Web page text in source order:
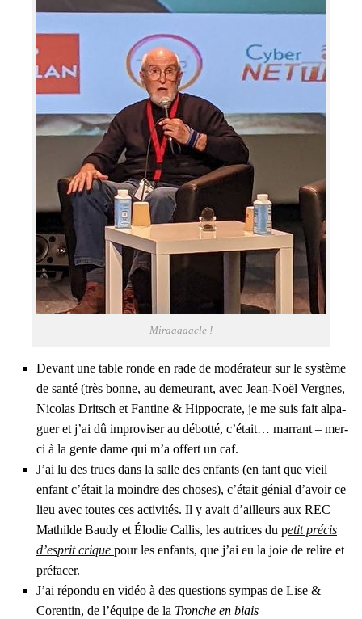
Miraaaaacle !
Devant une table ronde en rade de modé­ra­teur sur le sys­tème
de san­té (très bonne, au demeu­rant, avec Jean-Noël Vergnes,
Nico­las Dritsch et Fan­tine & Hip­po­crate, je me suis fait alpa­
guer et j’ai dû impro­vi­ser au débot­té, c’é­tait… mar­rant – mer­
ci à la gente dame qui m’a offert un caf.
J’ai lu des trucs dans la salle des enfants (en tant que vieil
enfant c’é­tait la moindre des choses), c’é­tait génial d’a­voir ce
lieu avec toutes ces acti­vi­tés. Il y avait d’ailleurs aux REC
Mathilde Bau­dy et Élo­die Cal­lis, les autrices du petit pré­cis
d’es­prit crique pour les enfants, que j’ai eu la joie de relire et
pré­fa­cer.
J’ai répon­du en vidéo à des ques­tions sym­pas de Lise &
Coren­tin, de l’é­quipe de la Tronche en biais